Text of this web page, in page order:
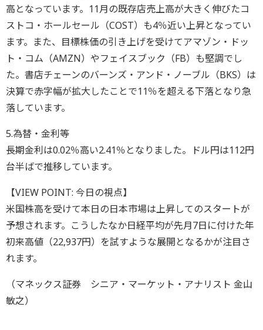
高となっています。11月の既存店売上高が大きく伸びたコ
ストコ・ホールセール（COST）も4％近い上昇となってい
ます。また、目標株価の引き上げを受けてアマゾン・ドッ
ト・コム（AMZN）やフェイスブック（FB）も堅調でし
た。書店チェーンのバーンズ・アンド・ノーブル（BKS）は
決算で赤字幅が拡大したことで11％を超える下落となり急
落しています。
5.為替・金利等
長期金利は0.02％高い2.41％となりました。ドル円は112円
台半ばで推移しています。
【VIEW POINT: 今日の視点】
米国株高を受けて本日の日本市場は上昇してのスタートが
予想されます。こうしたなか日経平均が先月7日に付けた年
初来高値（22,937円）を試すような展開となるかが注目さ
れます。
（マネックス証券 シニア・マーケット・アナリスト 金山
敏之）